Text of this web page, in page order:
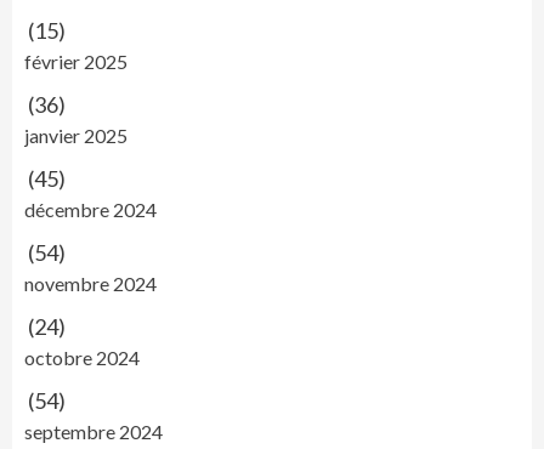
(15)
février 2025
(36)
janvier 2025
(45)
décembre 2024
(54)
novembre 2024
(24)
octobre 2024
(54)
septembre 2024